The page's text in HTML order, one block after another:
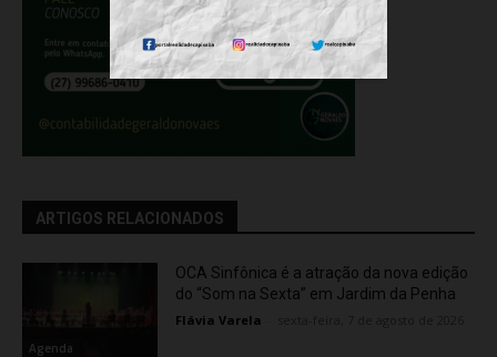
ARTIGOS RELACIONADOS
Agenda
OCA Sinfônica é a atração da nova edição
do “Som na Sexta” em Jardim da Penha
Flávia Varela